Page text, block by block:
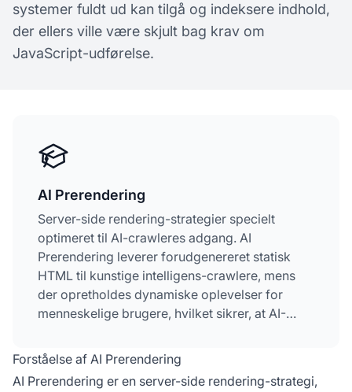
systemer fuldt ud kan tilgå og indeksere indhold,
der ellers ville være skjult bag krav om
JavaScript-udførelse.
AI Prerendering
Server-side rendering-strategier specielt
optimeret til AI-crawleres adgang. AI
Prerendering leverer forudgenereret statisk
HTML til kunstige intelligens-crawlere, mens
der opretholdes dynamiske oplevelser for
menneskelige brugere, hvilket sikrer, at AI-
indhold, der ellers ville være skjult bag krav om
Forståelse af AI Prerendering
AI Prerendering er en server-side rendering-strategi,